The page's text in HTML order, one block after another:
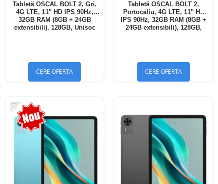
Tabletă OSCAL BOLT 2, Gri,
4G LTE, 11" HD IPS 90Hz,
32GB RAM (8GB + 24GB
extensibili), 128GB, Unisoc
CERE OFERTA
Tabletă OSCAL BOLT 2,
Portocaliu, 4G LTE, 11" HD
IPS 90Hz, 32GB RAM (8GB +
24GB extensibili), 128GB,
CERE OFERTA
-13%